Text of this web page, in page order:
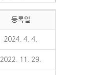
등록일
2024. 4. 4.
2022. 11. 29.